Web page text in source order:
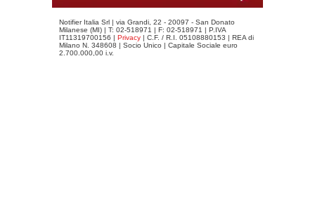
Notifier Italia Srl | via Grandi, 22 - 20097 - San Donato
Milanese (MI) | T: 02-518971 | F: 02-518971 | P.IVA
IT11319700156 | Privacy | C.F. / R.I. 05108880153 | REA di
Milano N. 348608 | Socio Unico | Capitale Sociale euro
2.700.000,00 i.v.